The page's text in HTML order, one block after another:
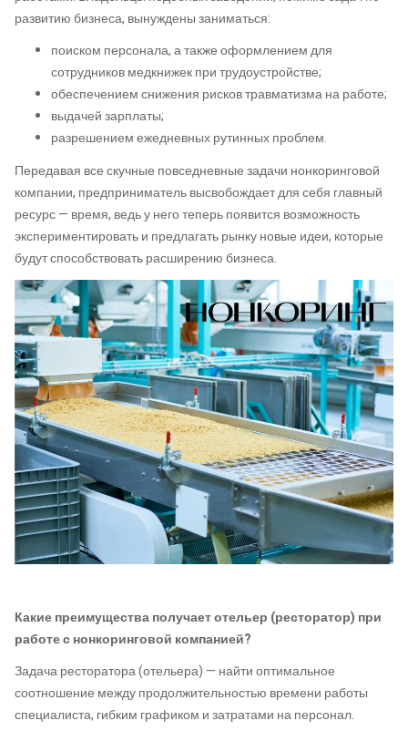
развитию бизнеса, вынуждены заниматься:
поиском персонала, а также оформлением для
сотрудников медкнижек при трудоустройстве;
обеспечением снижения рисков травматизма на работе;
выдачей зарплаты;
разрешением ежедневных рутинных проблем.
Передавая все скучные повседневные задачи нонкоринговой
компании, предприниматель высвобождает для себя главный
ресурс — время, ведь у него теперь появится возможность
экспериментировать и предлагать рынку новые идеи, которые
будут способствовать расширению бизнеса.
Какие преимущества получает отельер (ресторатор) при
работе с нонкоринговой компанией?
Задача ресторатора (отельера) — найти оптимальное
соотношение между продолжительностью времени работы
специалиста, гибким графиком и затратами на персонал.